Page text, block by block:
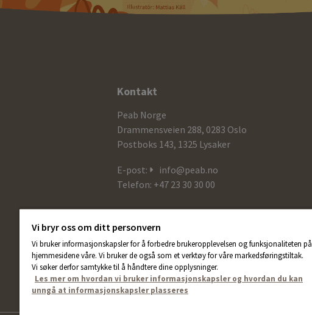
Ytterligere
informasjon
og
kontaktdetaljer
Kontakt
Peab Norge
Drammensveien 288, 0283 Oslo
Postboks 143, 1325 Lysaker
E-post:
info@peab.no
Telefon: +47 23 30 30 00
Vi bryr oss om ditt personvern
Vi bruker informasjonskapsler for å forbedre brukeropplevelsen og funksjonaliteten på
hjemmesidene våre. Vi bruker de også som et verktøy for våre markedsføringstiltak.
Vi søker derfor samtykke til å håndtere dine opplysninger.
Les mer om hvordan vi bruker informasjonskapsler og hvordan du kan
unngå at informasjonskapsler plasseres